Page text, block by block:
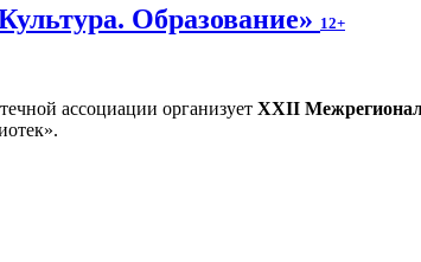
Образование» 12+
ассоциации организует XXII